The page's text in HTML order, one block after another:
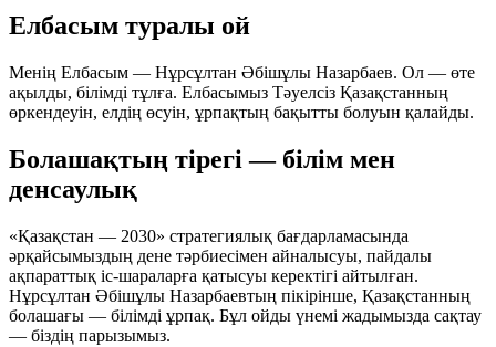
Елбасым туралы ой
Менің Елбасым — Нұрсұлтан Әбішұлы Назарбаев. Ол — өте
ақылды, білімді тұлға. Елбасымыз Тәуелсіз Қазақстанның
өркендеуін, елдің өсуін, ұрпақтың бақытты болуын қалайды.
Болашақтың тірегі — білім мен
денсаулық
«Қазақстан — 2030» стратегиялық бағдарламасында
әрқайсымыздың дене тәрбиесімен айналысуы, пайдалы
ақпараттық іс-шараларға қатысуы керектігі айтылған.
Нұрсұлтан Әбішұлы Назарбаевтың пікірінше, Қазақстанның
болашағы — білімді ұрпақ. Бұл ойды үнемі жадымызда сақтау
— біздің парызымыз.